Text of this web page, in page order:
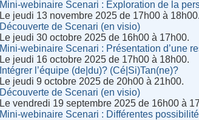
Mini-webinaire Scenari : Exploration de la
Le jeudi 13 novembre 2025 de 17h00 à 18h00.
Découverte de Scenari (en visio)
Le jeudi 30 octobre 2025 de 16h00 à 17h00.
Mini-webinaire Scenari : Présentation d’une
Le jeudi 16 octobre 2025 de 17h00 à 18h00.
Intégrer l’équipe (de|du)? (Cé|Si)Tan(ne)?
Le jeudi 9 octobre 2025 de 20h00 à 21h00.
Découverte de Scenari (en visio)
Le vendredi 19 septembre 2025 de 16h00 à
Mini-webinaire Scenari : Différentes